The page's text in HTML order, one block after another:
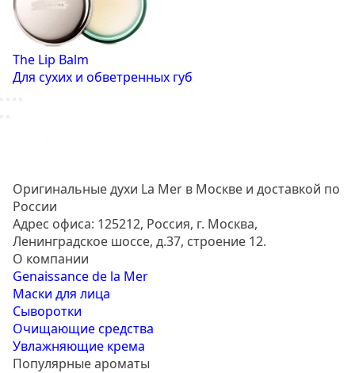
The Lip Balm
Для сухих и обветренных губ
Оригинальные духи La Mer в Москве и доставкой по
России
Адрес офиса: 125212, Россия, г. Москва,
Ленинградское шоссе, д.37, строение 12.
О компании
Genaissance de la Mer
Маски для лица
Сыворотки
Очищающие средства
Увлажняющие крема
Популярные ароматы